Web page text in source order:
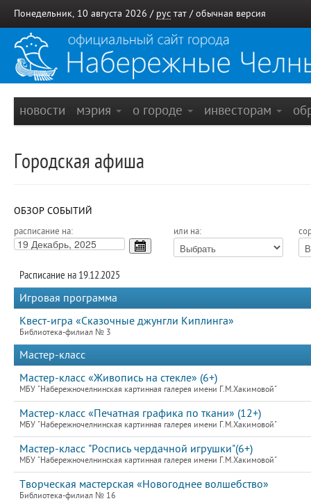
Понедельник, 10 августа 2026 / рус тат / обычная версия
новости мэрия о городе инвесторам
Городская афиша
ОБЗОР СОБЫТИЙ
расписание на: или на:
Расписание на 19.12.2025
Игровая программа
Квест-игра «Сказочные джунгли Киплинга»
Библиотека-филиал № 3
Мастер-класс
Мастер-класс «Живопись на стекле» (6+)
МБУ "Набережночелнинская картинная галерея имени Г.М.Хакимовой"
Мастер-класс «Печатная графика по ткани» (12+)
МБУ "Набережночелнинская картинная галерея имени Г.М.Хакимовой"
Мастер-класс "Роспись чердачной игрушки"(6+)
МБУ "Набережночелнинская картинная галерея имени Г.М.Хакимовой"
Творческая мастерская «Новогоднее волшебство»
Библиотека-филиал № 16